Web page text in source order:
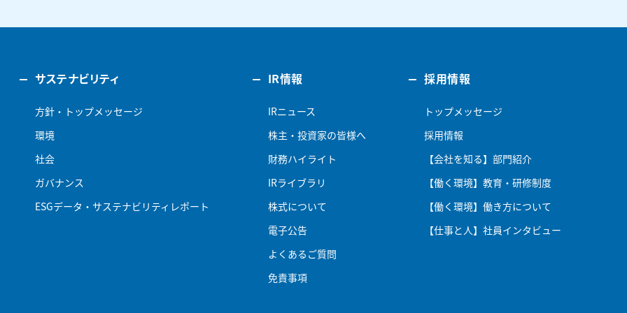
サステナビリティ
方針・トップメッセージ
環境
社会
ガバナンス
ESGデータ・サステナビリティレポート
IR情報
IRニュース
株主・投資家の皆様へ
財務ハイライト
IRライブラリ
株式について
電子公告
よくあるご質問
免責事項
採用情報
トップメッセージ
採用情報
【会社を知る】部門紹介
【働く環境】教育・研修制度
【働く環境】働き方について
【仕事と人】社員インタビュー